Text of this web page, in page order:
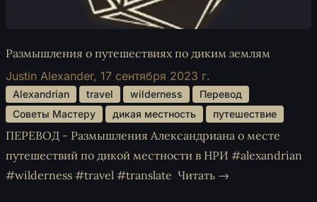
Размышления о путешествиях по диким землям
Justin Alexander, 17 сентября 2023 г.
Alexandrian travel wilderness
Перевод
Советы Мастеру
дикая местность путешествие
ПЕРЕВОД - Размышления Александриана о месте
путешествий по дикой местности в НРИ #alexandrian
#wilderness #travel #translate Читать →